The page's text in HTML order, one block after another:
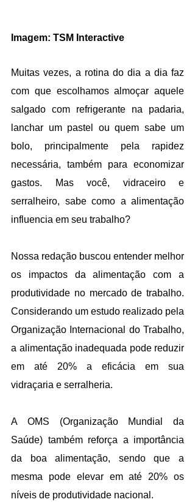
Imagem: TSM Interactive
Muitas vezes, a rotina do dia a dia faz
com que escolhamos almoçar aquele
salgado com refrigerante na padaria,
lanchar um pastel ou quem sabe um
bolo, principalmente pela rapidez
necessária, também para economizar
gastos. Mas você, vidraceiro e
serralheiro, sabe como a alimentação
influencia em seu trabalho?
Nossa redação buscou entender melhor
os impactos da alimentação com a
produtividade no mercado de trabalho.
Considerando um estudo realizado pela
Organização Internacional do Trabalho,
a alimentação inadequada pode reduzir
em até 20% a eficácia em sua
vidraçaria e serralheria.
A OMS (Organização Mundial da
Saúde) também reforça a importância
da boa alimentação, sendo que a
mesma pode elevar em até 20% os
níveis de produtividade nacional.